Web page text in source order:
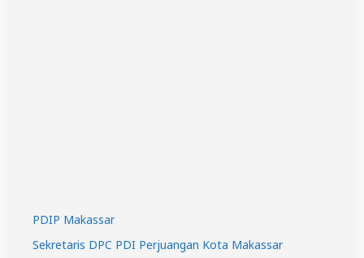
PDIP Makassar
Sekretaris DPC PDI Perjuangan Kota Makassar